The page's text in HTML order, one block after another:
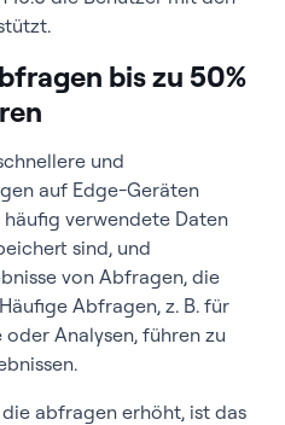
bis zu 50%
und
auf Edge-Geräten
verwendete Daten
sind, und
von Abfragen, die
Abfragen, z. B. für
Analysen, führen zu
abfragen erhöht, ist das